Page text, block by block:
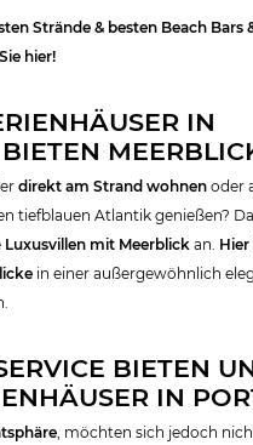
Strände & besten Beach Bars
hier!
IN
direkt am Strand wohnen oder
tiefblauen Atlantik genießen?
Luxusvillen mit Meerblick an.
in einer außergewöhnlich
BIETEN
IN
, möchten sich jedoch